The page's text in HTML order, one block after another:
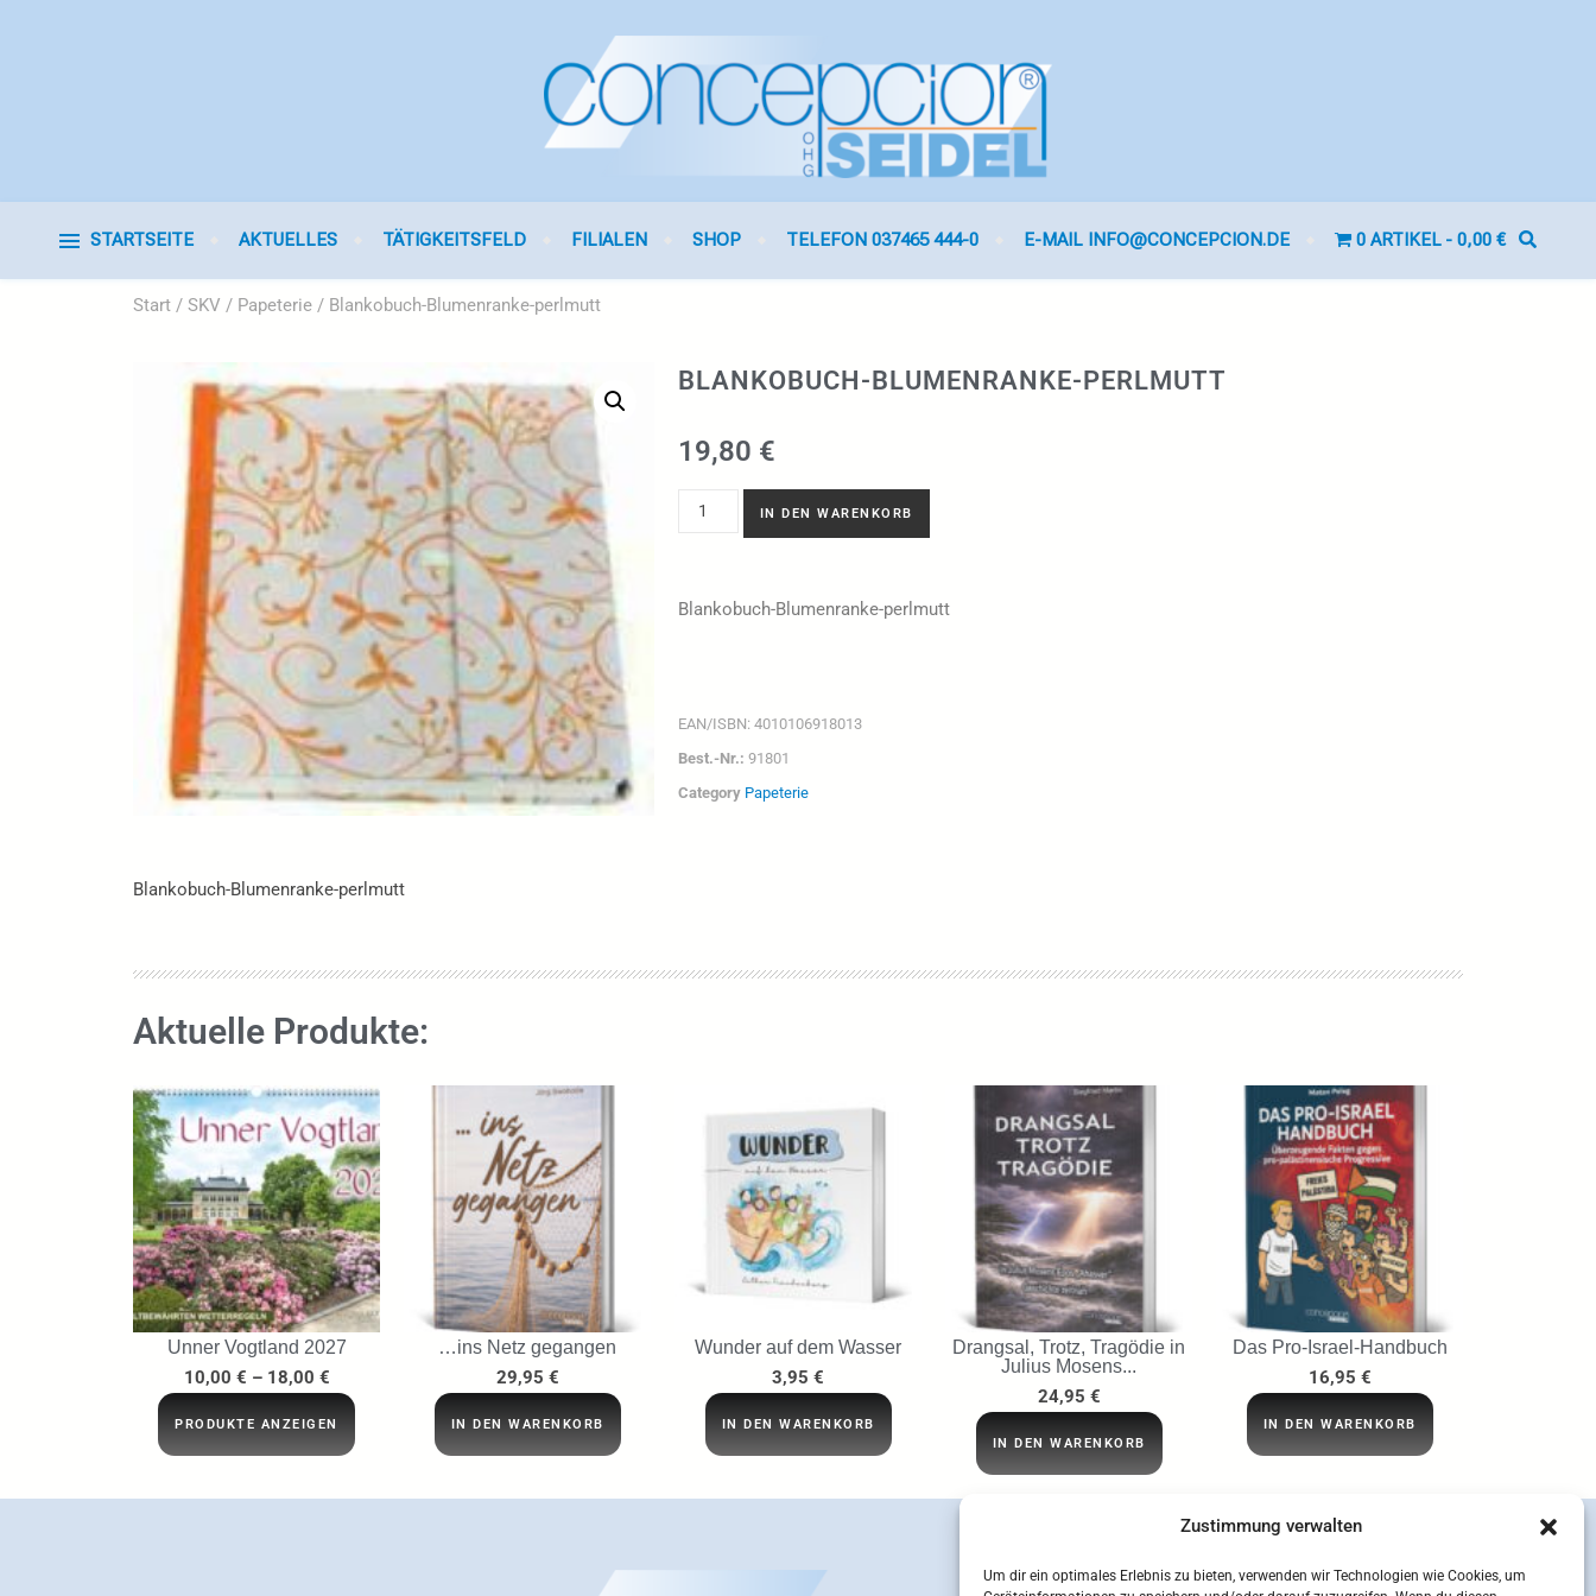
Zustimmung verwalten
Um dir ein optimales Erlebnis zu bieten, verwenden wir Technologien wie Cookies, um
STARTSEITE AKTUELLES TÄTIGKEITSFELD FILIALEN SHOP TELEFON 037465 444-0 E-MAIL INFO@CONCEPCION.DE 0 ARTIKEL 0,00 €
Start / SKV / Papeterie / Blankobuch-Blumenranke-perlmutt
BLANKOBUCH-BLUMENRANKE-PERLMUTT
19,80 €
IN DEN WARENKORB
Blankobuch-Blumenranke-perlmutt
EAN/ISBN: 4010106918013
Best.-Nr.: 91801
Category Papeterie
Blankobuch-Blumenranke-perlmutt
Aktuelle Produkte:
Unner Vogtland 2027
10,00 € – 18,00 €
PRODUKTE ANZEIGEN
…ins Netz gegangen
29,95 €
IN DEN WARENKORB
Wunder auf dem Wasser
3,95 €
IN DEN WARENKORB
Drangsal, Trotz, Tragödie in
Julius Mosens...
24,95 €
IN DEN WARENKORB
Das Pro-Israel-Handbuch
16,95 €
IN DEN WARENKORB